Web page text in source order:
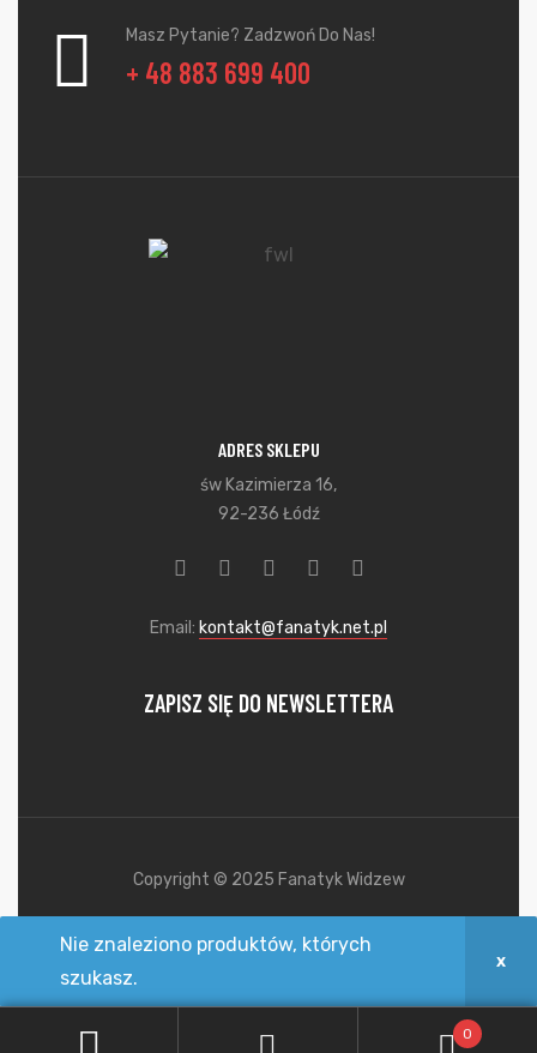
Nie znaleziono produktów, których
szukasz.
Masz Pytanie? Zadzwoń Do Nas!
+ 48 883 699 400
ADRES SKLEPU
św Kazimierza 16,
92-236 Łódź
Email: kontakt@fanatyk.net.pl
ZAPISZ SIĘ DO NEWSLETTERA
Copyright © 2025 Fanatyk Widzew
0